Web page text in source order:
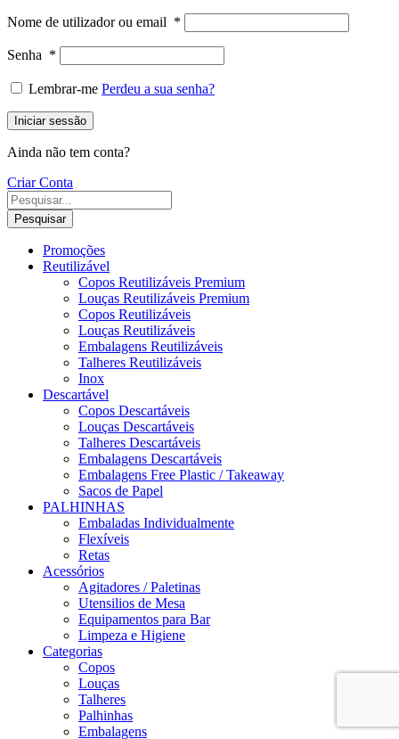
Nome de utilizador ou email *
Senha *
Lembrar-me Perdeu a sua senha?
Iniciar sessão
Ainda não tem conta?
Criar Conta
Pesquisar
Promoções
Reutilizável
Copos Reutilizáveis Premium
Louças Reutilizáveis Premium
Copos Reutilizáveis
Louças Reutilizáveis
Embalagens Reutilizáveis
Talheres Reutilizáveis
Inox
Descartável
Copos Descartáveis
Louças Descartáveis
Talheres Descartáveis
Embalagens Descartáveis
Embalagens Free Plastic / Takeaway
Sacos de Papel
PALHINHAS
Embaladas Individualmente
Flexíveis
Retas
Acessórios
Agitadores / Paletinas
Utensilios de Mesa
Equipamentos para Bar
Limpeza e Higiene
Categorias
Copos
Louças
Talheres
Palhinhas
Embalagens